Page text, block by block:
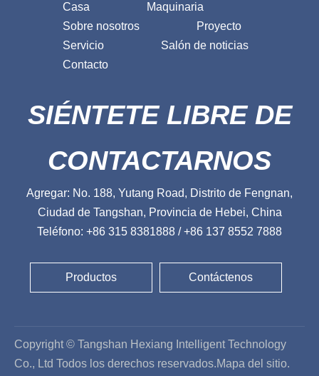
Casa
Maquinaria
Sobre nosotros
Proyecto
Servicio
Salón de noticias
Contacto
SIÉNTETE LIBRE DE
CONTACTARNOS
Agregar: No. 188, Yutang Road, Distrito de Fengnan,
Ciudad de Tangshan, Provincia de Hebei, China
Teléfono: +86 315 8381888 / +86 137 8552 7888
Productos Contáctenos
Copyright © Tangshan Hexiang Intelligent Technology
Co., Ltd Todos los derechos reservados.Mapa del sitio.